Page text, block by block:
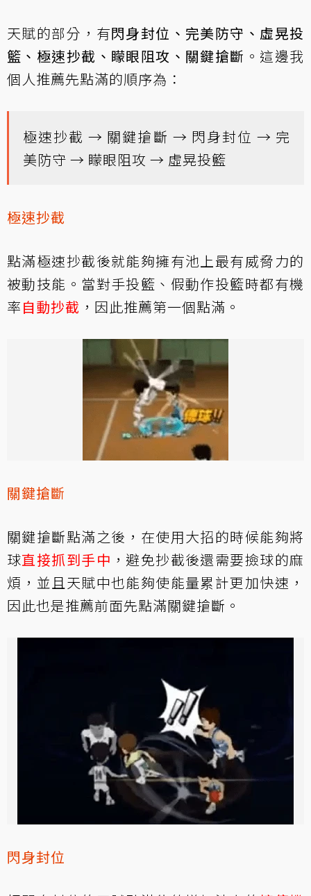
天賦的部分，有閃身封位、完美防守、虛晃投
籃、極速抄截、矇眼阻攻、關鍵搶斷 。這邊我
個人推薦先點滿的順序為：
極速抄截 → 關鍵搶斷 → 閃身封位 → 完
美防守 → 矇眼阻攻 → 虛晃投籃
極速抄截
點滿極速抄截後就能夠擁有池上最有威脅力的
被動技能。當對手投籃、假動作投籃時都有機
率自動抄截 ，因此推薦第一個點滿。
關鍵搶斷
關鍵搶斷點滿之後，在使用大招的時候能夠將
球直接抓到手中 ，避免抄截後還需要撿球的麻
煩，並且天賦中也能夠使能量累計更加快速，
因此也是推薦前面先點滿關鍵搶斷。
閃身封位